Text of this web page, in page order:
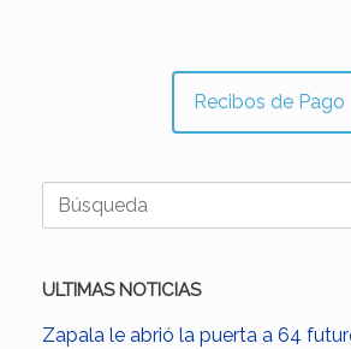
Recibos de Pago
Buscar:
ULTIMAS NOTICIAS
Zapala le abrió la puerta a 64